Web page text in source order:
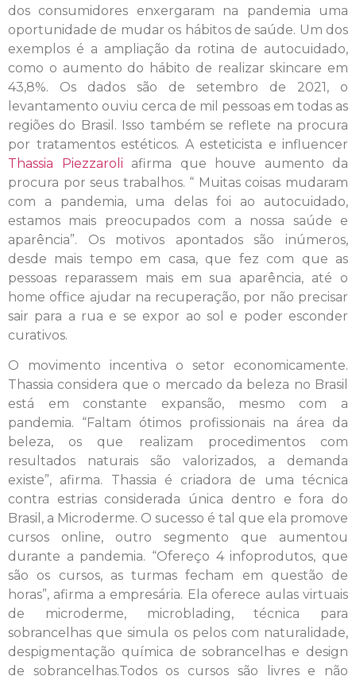
dos consumidores enxergaram na pandemia uma
oportunidade de mudar os hábitos de saúde. Um dos
exemplos é a ampliação da rotina de autocuidado,
como o aumento do hábito de realizar skincare em
43,8%. Os dados são de setembro de 2021, o
levantamento ouviu cerca de mil pessoas em todas as
regiões do Brasil. Isso também se reflete na procura
por tratamentos estéticos. A esteticista e influencer
Thassia Piezzaroli afirma que houve aumento da
procura por seus trabalhos. “ Muitas coisas mudaram
com a pandemia, uma delas foi ao autocuidado,
estamos mais preocupados com a nossa saúde e
aparência”. Os motivos apontados são inúmeros,
desde mais tempo em casa, que fez com que as
pessoas reparassem mais em sua aparência, até o
home office ajudar na recuperação, por não precisar
sair para a rua e se expor ao sol e poder esconder
curativos.
O movimento incentiva o setor economicamente.
Thassia considera que o mercado da beleza no Brasil
está em constante expansão, mesmo com a
pandemia. “Faltam ótimos profissionais na área da
beleza, os que realizam procedimentos com
resultados naturais são valorizados, a demanda
existe”, afirma. Thassia é criadora de uma técnica
contra estrias considerada única dentro e fora do
Brasil, a Microderme. O sucesso é tal que ela promove
cursos online, outro segmento que aumentou
durante a pandemia. “Ofereço 4 infoprodutos, que
são os cursos, as turmas fecham em questão de
horas”, afirma a empresária. Ela oferece aulas virtuais
de microderme, microblading, técnica para
sobrancelhas que simula os pelos com naturalidade,
despigmentação química de sobrancelhas e design
de sobrancelhas.Todos os cursos são livres e não